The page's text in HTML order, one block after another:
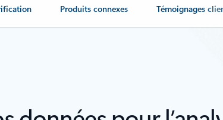
Produits connexes Témoignages